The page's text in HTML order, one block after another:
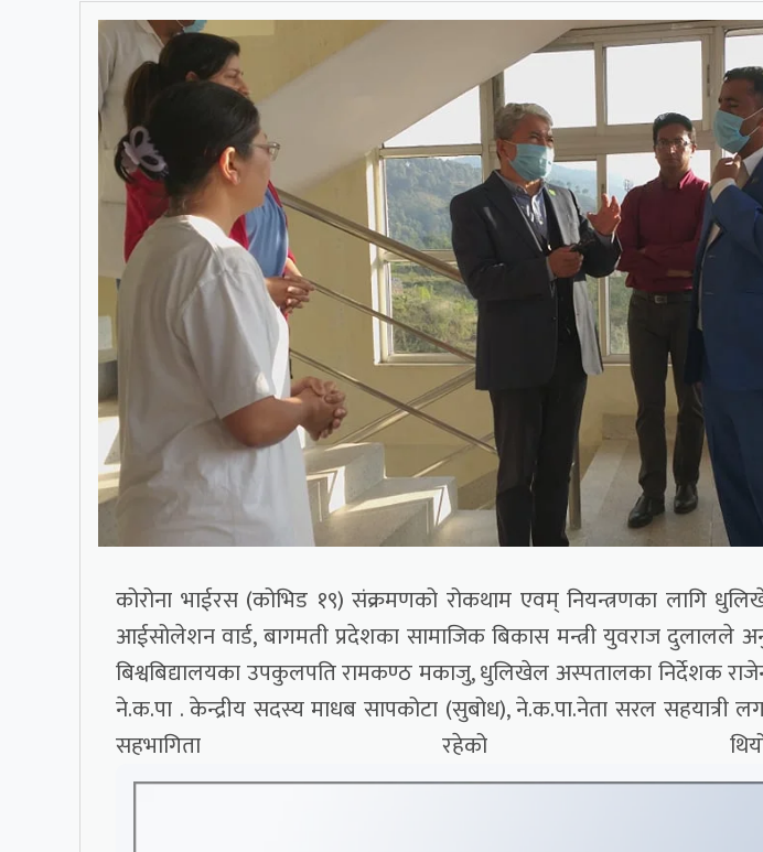
कोरोना भाईरस (कोभिड १९) संक्रमणको रोकथाम एवम् नियन्त्रणका लागि
आईसोलेशन वार्ड, बागमती प्रदेशका सामाजिक बिकास मन्त्री युवराज दुलालले
बिश्वबिद्यालयका उपकुलपति रामकण्ठ मकाजु, धुलिखेल अस्पतालका निर्देशक
ने.क.पा . केन्द्रीय सदस्य माधब सापकोटा (सुबोध), ने.क.पा.नेता सरल सहयात्री
सहभागिता रहेको